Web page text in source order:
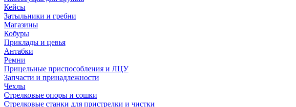
Кейсы
Затыльники и гребни
Магазины
Кобуры
Приклады и цевья
Антабки
Ремни
Прицельные приспособления и ЛЦУ
Запчасти и принадлежности
Чехлы
Стрелковые опоры и сошки
Стрелковые станки для пристрелки и чистки